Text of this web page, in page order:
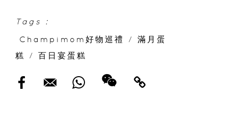
Tags :
Champimom好物巡禮
/
滿月蛋
糕
/ 百日宴蛋糕